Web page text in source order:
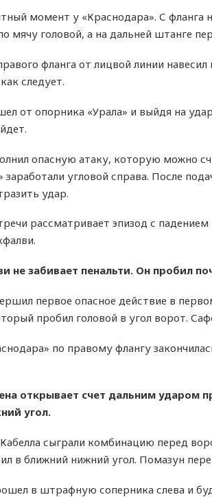
момент у «Краснодара». С фланга
мячу головой, а на дальней штанге
фланга от лицвой линии
следует.
от опорника «Урала» и выйдя на
опасную атаку, которую можно
заработали угловой справа. После
удар.
рассматривает эпизод с
не забивает пенальти. Он пробил
первое опасное действие в
пробил головой в угол ворот.
по правому флангу
открывает счет дальним ударом
угол.
сыграли комбинацию перед
в ближний нижний угол. Помазун
в штрафную соперника слева и